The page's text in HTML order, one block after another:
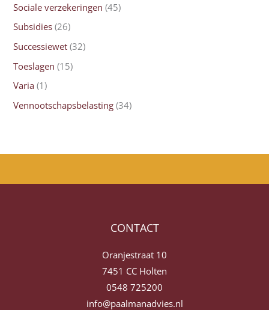
Sociale verzekeringen (45)
Subsidies (26)
Successiewet (32)
Toeslagen (15)
Varia (1)
Vennootschapsbelasting (34)
CONTACT
Oranjestraat 10
7451 CC Holten
0548 725200
info@paalmanadvies.nl